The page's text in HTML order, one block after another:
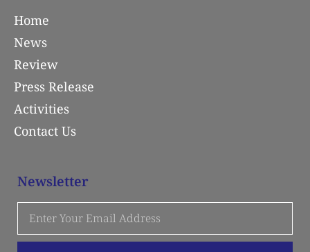
Home
News
Review
Press Release
Activities
Contact Us
Newsletter